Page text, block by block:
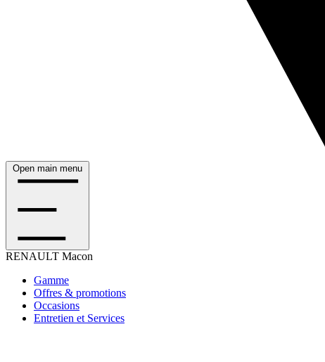
Open main menu
RENAULT Macon
Gamme
Offres & promotions
Occasions
Entretien et Services